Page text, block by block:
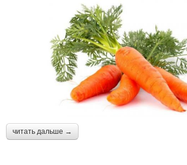
читать дальше →